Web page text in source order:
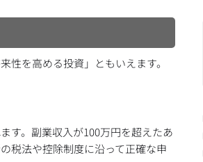
を高める投資」ともいえます。
す。副業収入が100万円を超えたあ
税法や控除制度に沿って正確な申